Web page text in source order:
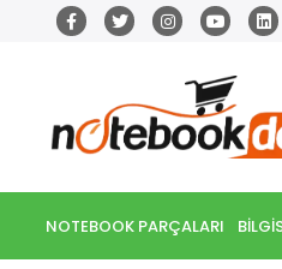
NOTEBOOK PARÇALARI